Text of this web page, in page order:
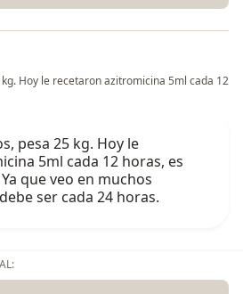
Hoy le recetaron azitromicina 5ml cada 12
pesa 25 kg. Hoy le
5ml cada 12 horas, es
que veo en muchos
ser cada 24 horas.